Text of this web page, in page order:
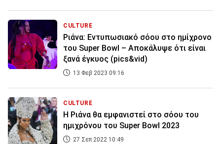
CULTURE
Ριάνα: Εντυπωσιακό σόου στο ημίχρονο
του Super Bowl – Αποκάλυψε ότι είναι
ξανά έγκυος (pics&vid)
13 Φεβ 2023 09:16
CULTURE
Η Ριάνα θα εμφανιστεί στο σόου του
ημιχρόνου του Super Bowl 2023
27 Σεπ 2022 10:49